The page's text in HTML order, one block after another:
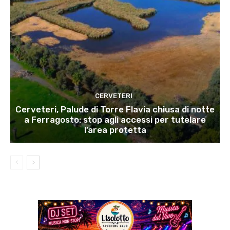
CERVETERI
Cerveteri, Palude di Torre Flavia chiusa di notte
a Ferragosto: stop agli accessi per tutelare
l’area protetta